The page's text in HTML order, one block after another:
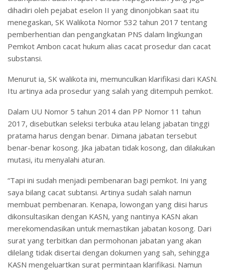
dihadiri oleh pejabat eselon II yang dinonjobkan saat itu
menegaskan, SK Walikota Nomor 532 tahun 2017 tentang
pemberhentian dan pengangkatan PNS dalam lingkungan
Pemkot Ambon cacat hukum alias cacat prosedur dan cacat
substansi.
Menurut ia, SK walikota ini, memunculkan klarifikasi dari KASN.
Itu artinya ada prosedur yang salah yang ditempuh pemkot.
Dalam UU Nomor 5 tahun 2014 dan PP Nomor 11 tahun
2017, disebutkan seleksi terbuka atau lelang jabatan tinggi
pratama harus dengan benar. Dimana jabatan tersebut
benar-benar kosong. Jika jabatan tidak kosong, dan dilakukan
mutasi, itu menyalahi aturan.
“Tapi ini sudah menjadi pembenaran bagi pemkot. Ini yang
saya bilang cacat subtansi. Artinya sudah salah namun
membuat pembenaran. Kenapa, lowongan yang diisi harus
dikonsultasikan dengan KASN, yang nantinya KASN akan
merekomendasikan untuk memastikan jabatan kosong. Dari
surat yang terbitkan dan permohonan jabatan yang akan
dilelang tidak disertai dengan dokumen yang sah, sehingga
KASN mengeluartkan surat permintaan klarifikasi. Namun